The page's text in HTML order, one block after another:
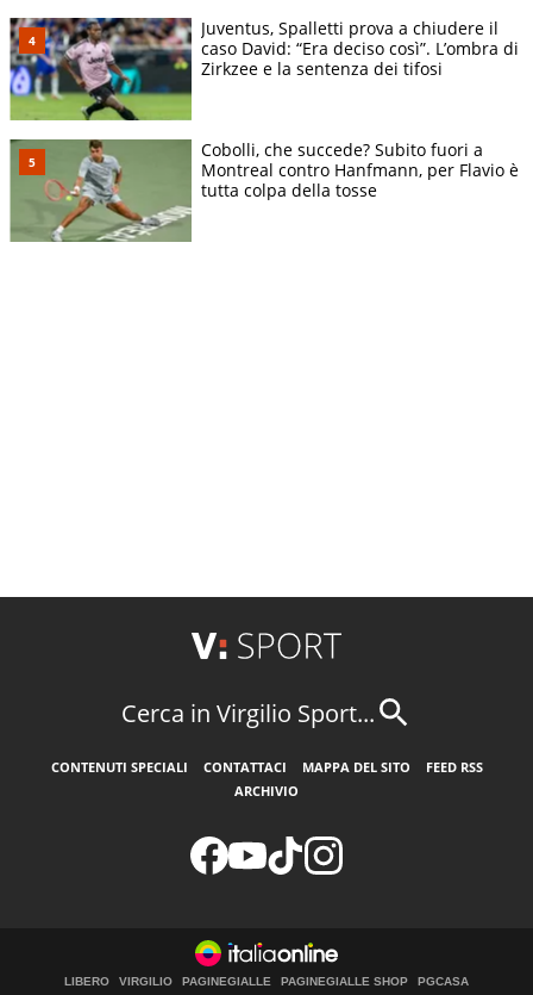
Juventus, Spalletti prova a chiudere il
caso David: “Era deciso così”. L’ombra di
Zirkzee e la sentenza dei tifosi
Cobolli, che succede? Subito fuori a
Montreal contro Hanfmann, per Flavio è
tutta colpa della tosse
Cerca in Virgilio Sport...
CONTENUTI SPECIALI CONTATTACI MAPPA DEL SITO
FEED RSS
ARCHIVIO
LIBERO VIRGILIO PAGINEGIALLE PAGINEGIALLE SHOP PGCASA